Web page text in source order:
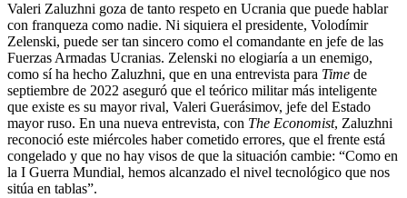
Valeri Zaluzhni goza de tanto respeto en Ucrania que puede hablar
con franqueza como nadie. Ni siquiera el presidente, Volodímir
Zelenski, puede ser tan sincero como el comandante en jefe de las
Fuerzas Armadas Ucranias. Zelenski no elogiaría a un enemigo,
como sí ha hecho Zaluzhni, que en una entrevista para Time de
septiembre de 2022 aseguró que el teórico militar más inteligente
que existe es su mayor rival, Valeri Guerásimov, jefe del Estado
mayor ruso. En una nueva entrevista, con The Economist, Zaluzhni
reconoció este miércoles haber cometido errores, que el frente está
congelado y que no hay visos de que la situación cambie: “Como en
la I Guerra Mundial, hemos alcanzado el nivel tecnológico que nos
sitúa en tablas”.